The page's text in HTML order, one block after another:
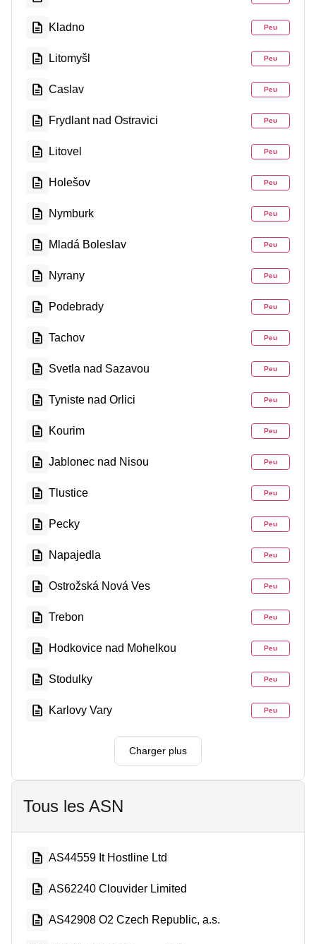
Kladno Peu
Litomyšl Peu
Caslav Peu
Frydlant nad Ostravici Peu
Litovel Peu
Holešov Peu
Nymburk Peu
Mladá Boleslav Peu
Nyrany Peu
Podebrady Peu
Tachov Peu
Svetla nad Sazavou Peu
Tyniste nad Orlici Peu
Kourim Peu
Jablonec nad Nisou Peu
Tlustice Peu
Pecky Peu
Napajedla Peu
Ostrožská Nová Ves Peu
Trebon Peu
Hodkovice nad Mohelkou Peu
Stodulky Peu
Karlovy Vary Peu
Charger plus
Tous les ASN
AS44559 It Hostline Ltd
AS62240 Clouvider Limited
AS42908 O2 Czech Republic, a.s.